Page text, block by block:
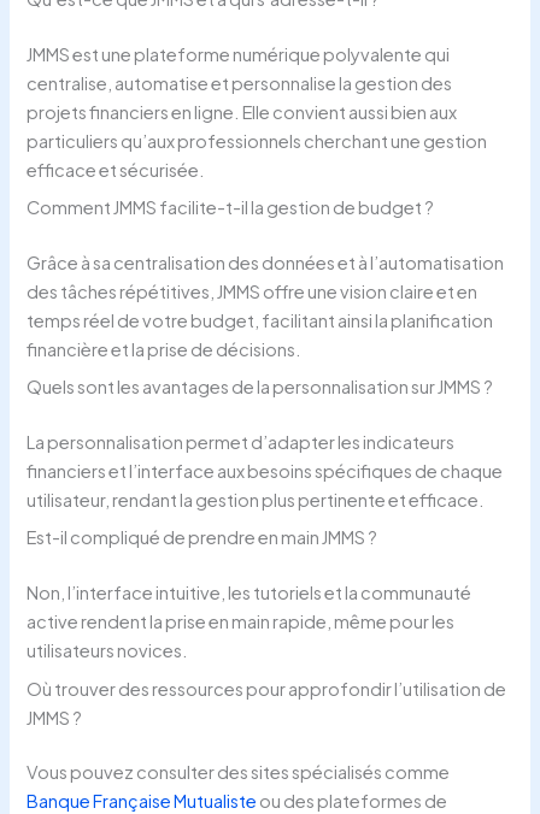
JMMS est une plateforme numérique polyvalente qui
centralise, automatise et personnalise la gestion des
projets financiers en ligne. Elle convient aussi bien aux
particuliers qu’aux professionnels cherchant une gestion
efficace et sécurisée.
Comment JMMS facilite-t-il la gestion de budget ?
Grâce à sa centralisation des données et à l’automatisation
des tâches répétitives, JMMS offre une vision claire et en
temps réel de votre budget, facilitant ainsi la planification
financière et la prise de décisions.
Quels sont les avantages de la personnalisation sur JMMS ?
La personnalisation permet d’adapter les indicateurs
financiers et l’interface aux besoins spécifiques de chaque
utilisateur, rendant la gestion plus pertinente et efficace.
Est-il compliqué de prendre en main JMMS ?
Non, l’interface intuitive, les tutoriels et la communauté
active rendent la prise en main rapide, même pour les
utilisateurs novices.
Où trouver des ressources pour approfondir l’utilisation de
JMMS ?
Vous pouvez consulter des sites spécialisés comme
Banque Française Mutualiste ou des plateformes de